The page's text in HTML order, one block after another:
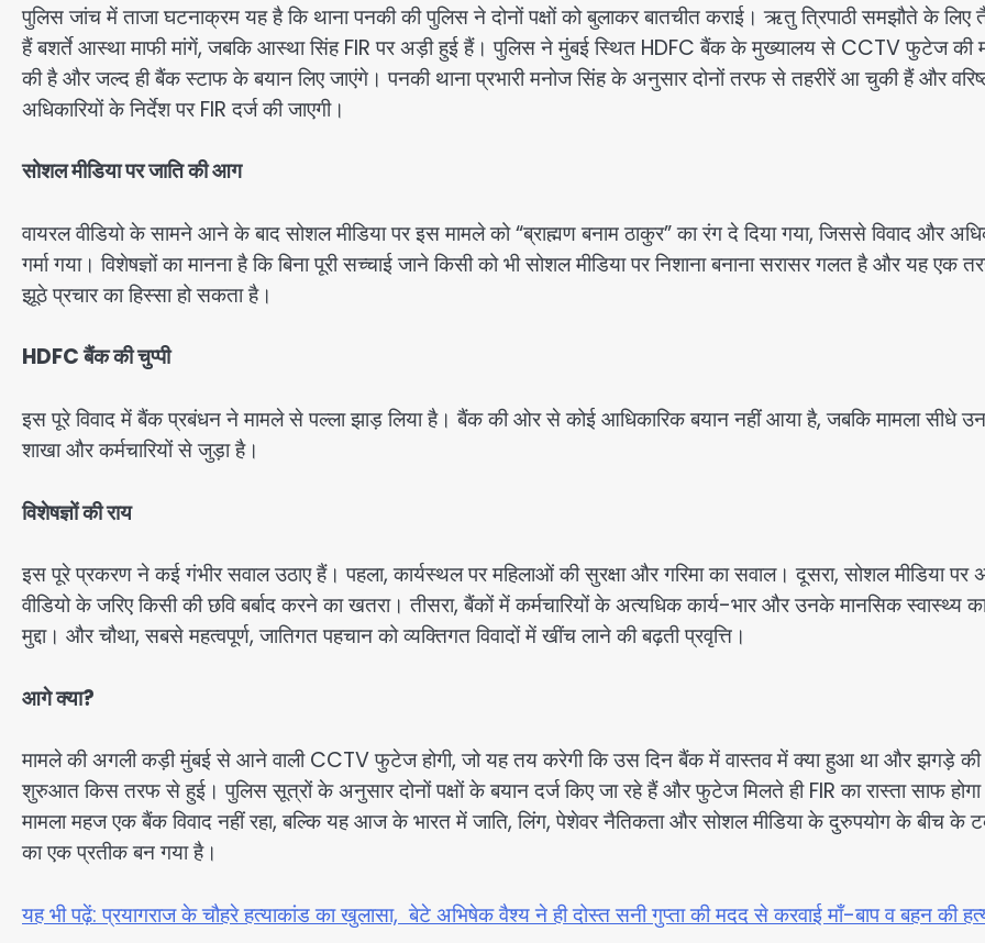
पुलिस जांच में ताजा घटनाक्रम यह है कि थाना पनकी की पुलिस ने दोनों पक्षों को बुलाकर बातचीत कराई। ऋतु त्रिपाठी समझौते के लिए
हैं बशर्ते आस्था माफी मांगें, जबकि आस्था सिंह FIR पर अड़ी हुई हैं। पुलिस ने मुंबई स्थित HDFC बैंक के मुख्यालय से CCTV फुटेज की
की है और जल्द ही बैंक स्टाफ के बयान लिए जाएंगे। पनकी थाना प्रभारी मनोज सिंह के अनुसार दोनों तरफ से तहरीरें आ चुकी हैं और
अधिकारियों के निर्देश पर FIR दर्ज की जाएगी।
सोशल मीडिया पर जाति की आग
वायरल वीडियो के सामने आने के बाद सोशल मीडिया पर इस मामले को “ब्राह्मण बनाम ठाकुर” का रंग दे दिया गया, जिससे विवाद और
गर्मा गया। विशेषज्ञों का मानना है कि बिना पूरी सच्चाई जाने किसी को भी सोशल मीडिया पर निशाना बनाना सरासर गलत है और यह एक
झूठे प्रचार का हिस्सा हो सकता है।
HDFC बैंक की चुप्पी
इस पूरे विवाद में बैंक प्रबंधन ने मामले से पल्ला झाड़ लिया है। बैंक की ओर से कोई आधिकारिक बयान नहीं आया है, जबकि मामला सीधे
शाखा और कर्मचारियों से जुड़ा है।
विशेषज्ञों की राय
इस पूरे प्रकरण ने कई गंभीर सवाल उठाए हैं। पहला, कार्यस्थल पर महिलाओं की सुरक्षा और गरिमा का सवाल। दूसरा, सोशल मीडिया पर
वीडियो के जरिए किसी की छवि बर्बाद करने का खतरा। तीसरा, बैंकों में कर्मचारियों के अत्यधिक कार्य-भार और उनके मानसिक स्वास्थ्य
मुद्दा। और चौथा, सबसे महत्वपूर्ण, जातिगत पहचान को व्यक्तिगत विवादों में खींच लाने की बढ़ती प्रवृत्ति।
आगे क्या?
मामले की अगली कड़ी मुंबई से आने वाली CCTV फुटेज होगी, जो यह तय करेगी कि उस दिन बैंक में वास्तव में क्या हुआ था और झगड़े की
शुरुआत किस तरफ से हुई। पुलिस सूत्रों के अनुसार दोनों पक्षों के बयान दर्ज किए जा रहे हैं और फुटेज मिलते ही FIR का रास्ता साफ
मामला महज एक बैंक विवाद नहीं रहा, बल्कि यह आज के भारत में जाति, लिंग, पेशेवर नैतिकता और सोशल मीडिया के दुरुपयोग के बीच के
का एक प्रतीक बन गया है।
यह भी पढ़ें: प्रयागराज के चौहरे हत्याकांड का खुलासा, बेटे अभिषेक वैश्य ने ही दोस्त सनी गुप्ता की मदद से करवाई माँ-बाप व बहन की